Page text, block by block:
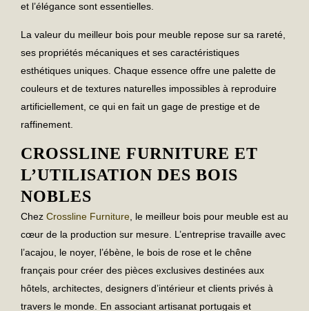
et l’élégance sont essentielles.
La valeur du meilleur bois pour meuble repose sur sa rareté,
ses propriétés mécaniques et ses caractéristiques
esthétiques uniques. Chaque essence offre une palette de
couleurs et de textures naturelles impossibles à reproduire
artificiellement, ce qui en fait un gage de prestige et de
raffinement.
CROSSLINE FURNITURE ET
L’UTILISATION DES BOIS
NOBLES
Chez Crossline Furniture , le meilleur bois pour meuble est au
cœur de la production sur mesure. L’entreprise travaille avec
l’acajou, le noyer, l’ébène, le bois de rose et le chêne
français pour créer des pièces exclusives destinées aux
hôtels, architectes, designers d’intérieur et clients privés à
travers le monde. En associant artisanat portugais et